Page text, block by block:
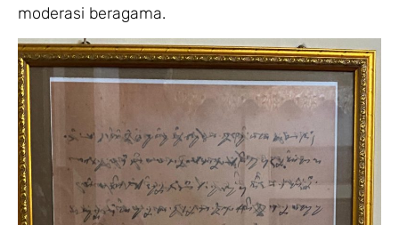
moderasi beragama.